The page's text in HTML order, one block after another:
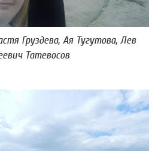
Груздева, Ая Тугутова, Лев
Татевосов